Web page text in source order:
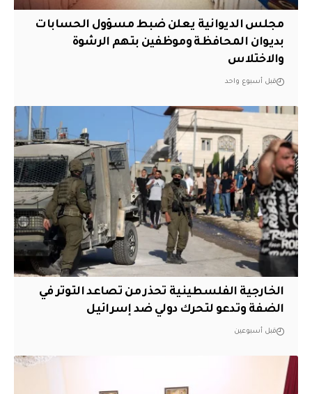
مجلس الديوانية يعلن ضبط مسؤول الحسابات
بديوان المحافظة وموظفين بتهم الرشوة
والاختلاس
قبل أسبوع واحد
الخارجية الفلسطينية تحذر من تصاعد التوتر في
الضفة وتدعو لتحرك دولي ضد إسرائيل
قبل أسبوعين